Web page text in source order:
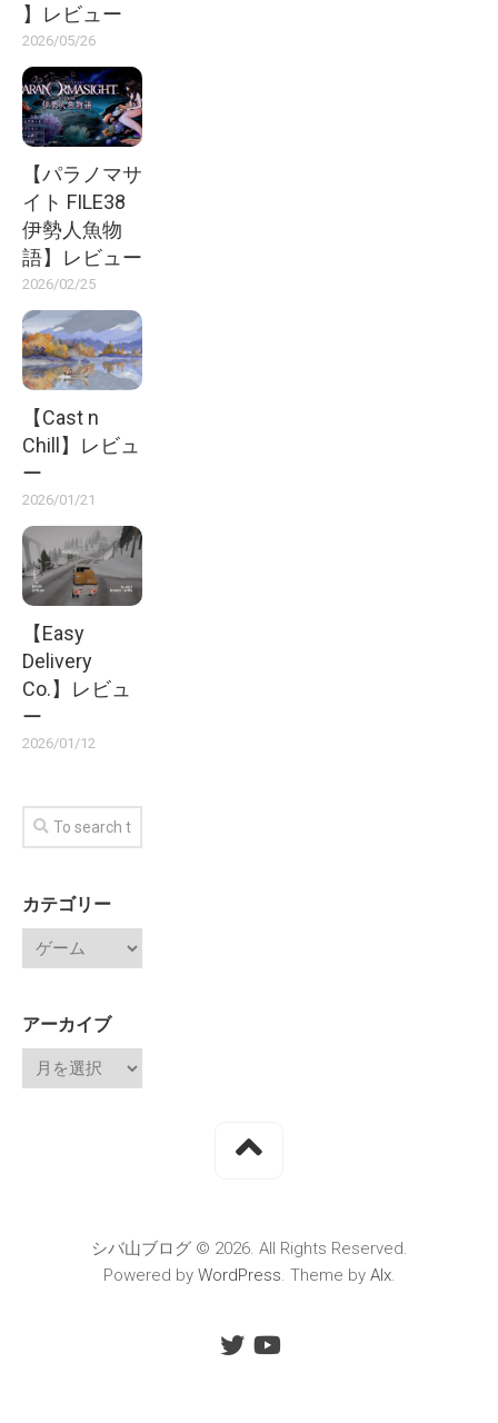
】レビュー
2026/05/26
【パラノマサ
イト FILE38
伊勢人魚物
語】レビュー
2026/02/25
【Cast n
Chill】レビュ
ー
2026/01/21
【Easy
Delivery
Co.】レビュ
ー
2026/01/12
カテゴリー
アーカイブ
シバ山ブログ © 2026. All Rights Reserved.
Powered by WordPress. Theme by Alx.